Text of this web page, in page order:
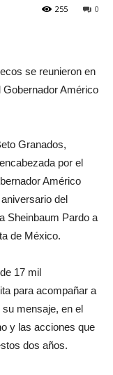
0
255
se reunieron en
Gobernador Américo
Granados,
por el
Américo
del
Sheinbaum Pardo a
de México.
17 mil
para acompañar a
mensaje, en el
y las acciones que
dos años.